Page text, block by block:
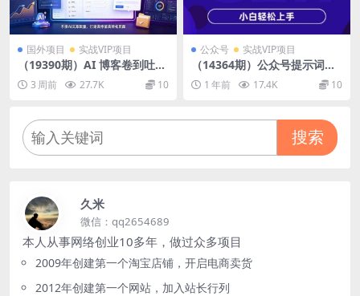
国外项目 实战VIP项目
（19390期）AI 博客卷到吐？
高佣金联盟课：SEO 互动页赚
500-10000 刀 单，1 年陪跑 +
3 周前 27.7K 10
公众号 实战VIP项目
（14364期）公众号提示词玩
法，10W+爆文最简单快速的
方法，小白轻松上手
1 年前 17.4K 10
搜索
久米
微信：qq2654689
本人从事网络创业10多年，做过众多项目
2009年创建第一个淘宝店铺，开启电商卖货
2012年创建第一个网站，加入站长行列